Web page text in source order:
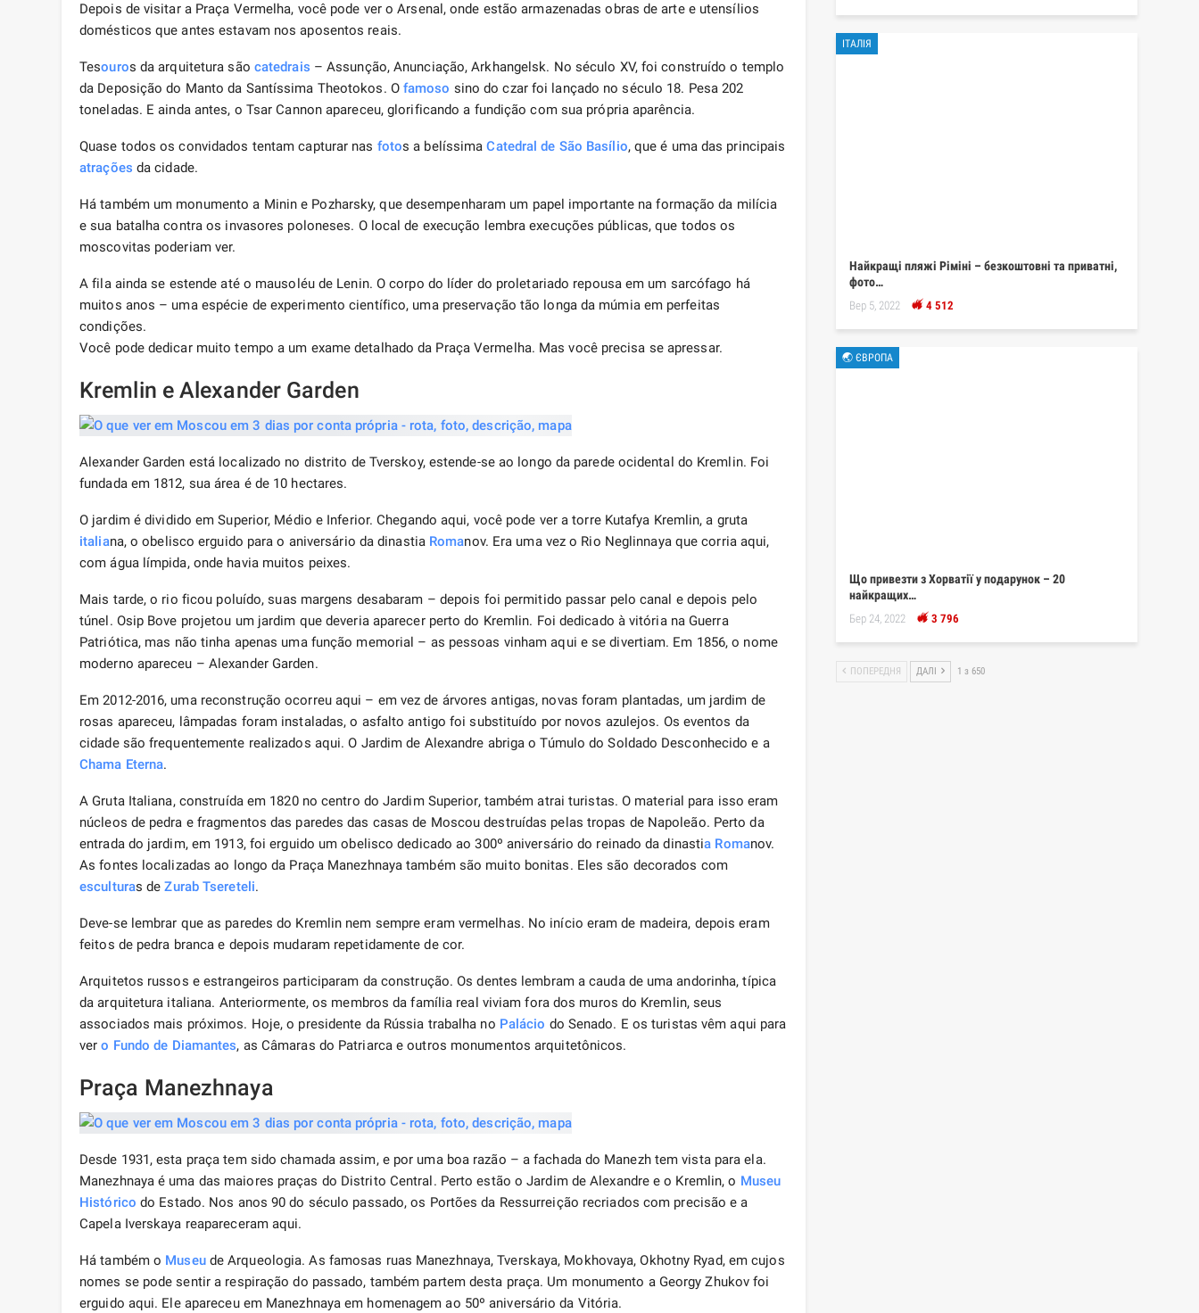
Depois de visitar a Praça Vermelha, você pode ver o Arsenal, onde estão armazenadas obras de arte e utensílios
domésticos que antes estavam nos aposentos reais.
Tesouros da arquitetura são catedrais – Assunção, Anunciação, Arkhangelsk. No século XV, foi construído o templo
da Deposição do Manto da Santíssima Theotokos. O famoso sino do czar foi lançado no século 18. Pesa 202
toneladas. E ainda antes, o Tsar Cannon apareceu, glorificando a fundição com sua própria aparência.
Quase todos os convidados tentam capturar nas fotos a belíssimaCatedral de São Basílio, que é uma das principais
atrações da cidade.
Há também um monumento a Minin e Pozharsky, que desempenharam um papel importante na formação da milícia
e sua batalha contra os invasores poloneses. O local de execução lembra execuções públicas, que todos os
moscovitas poderiam ver.
A fila ainda se estende até o mausoléu de Lenin. O corpo do líder do proletariado repousa em um sarcófago há
muitos anos – uma espécie de experimento científico, uma preservação tão longa da múmia em perfeitas
condições.
Você pode dedicar muito tempo a um exame detalhado da Praça Vermelha. Mas você precisa se apressar.
Kremlin e Alexander Garden
Alexander Garden está localizado no distrito de Tverskoy, estende-se ao longo da parede ocidental do Kremlin. Foi
fundada em 1812, sua área é de 10 hectares.
O jardim é dividido em Superior, Médio e Inferior. Chegando aqui, você pode ver a torre Kutafya Kremlin, a gruta
italiana, o obelisco erguido para o aniversário da dinastia Romanov. Era uma vez o Rio Neglinnaya que corria aqui,
com água límpida, onde havia muitos peixes.
Mais tarde, o rio ficou poluído, suas margens desabaram – depois foi permitido passar pelo canal e depois pelo
túnel. Osip Bove projetou um jardim que deveria aparecer perto do Kremlin. Foi dedicado à vitória na Guerra
Patriótica, mas não tinha apenas uma função memorial – as pessoas vinham aqui e se divertiam. Em 1856, o nome
moderno apareceu – Alexander Garden.
Em 2012-2016, uma reconstrução ocorreu aqui – em vez de árvores antigas, novas foram plantadas, um jardim de
rosas apareceu, lâmpadas foram instaladas, o asfalto antigo foi substituído por novos azulejos. Os eventos da
cidade são frequentemente realizados aqui. O Jardim de Alexandre abriga o Túmulo do Soldado Desconhecido e a
Chama Eterna.
A Gruta Italiana, construída em 1820 no centro do Jardim Superior, também atrai turistas. O material para isso eram
núcleos de pedra e fragmentos das paredes das casas de Moscou destruídas pelas tropas de Napoleão. Perto da
entrada do jardim, em 1913, foi erguido um obelisco dedicado ao 300º aniversário do reinado da dinastia Romanov.
As fontes localizadas ao longo da Praça Manezhnaya também são muito bonitas. Eles são decorados com
esculturas deZurab Tsereteli.
Deve-se lembrar que as paredes do Kremlin nem sempre eram vermelhas. No início eram de madeira, depois eram
feitos de pedra branca e depois mudaram repetidamente de cor.
Arquitetos russos e estrangeiros participaram da construção. Os dentes lembram a cauda de uma andorinha, típica
da arquitetura italiana. Anteriormente, os membros da família real viviam fora dos muros do Kremlin, seus
associados mais próximos. Hoje, o presidente da Rússia trabalha no Palácio do Senado. E os turistas vêm aqui para
vero Fundo de Diamantes, as Câmaras do Patriarca e outros monumentos arquitetônicos.
Praça Manezhnaya
Desde 1931, esta praça tem sido chamada assim, e por uma boa razão – a fachada do Manezh tem vista para ela.
Manezhnaya é uma das maiores praças do Distrito Central. Perto estão o Jardim de Alexandre e o Kremlin, o Museu
Histórico do Estado. Nos anos 90 do século passado, os Portões da Ressurreição recriados com precisão e a
Capela Iverskaya reapareceram aqui.
Há também o Museude Arqueologia. As famosas ruas Manezhnaya, Tverskaya, Mokhovaya, Okhotny Ryad, em cujos
nomes se pode sentir a respiração do passado, também partem desta praça. Um monumento a Georgy Zhukov foi
erguido aqui. Ele apareceu em Manezhnaya em homenagem ao 50º aniversário da Vitória.
ІТАЛІЯ
Найкращі пляжі Ріміні – безкоштовні та приватні,
фото…
Вер 5, 2022 4 512
🌏 ЄВРОПА
Що привезти з Хорватії у подарунок – 20
найкращих…
Бер 24, 2022 3 796
ПОПЕРЕДНЯ ДАЛІ 1 з 650